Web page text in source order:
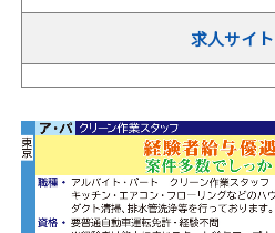
求人サイ